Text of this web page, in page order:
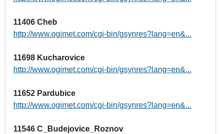
11406 Cheb
http://www.ogimet.com/cgi-bin/gsynres?lang=en&...
11698 Kucharovice
http://www.ogimet.com/cgi-bin/gsynres?lang=en&...
11652 Pardubice
http://www.ogimet.com/cgi-bin/gsynres?lang=en&...
11546 C_Budejovice_Roznov